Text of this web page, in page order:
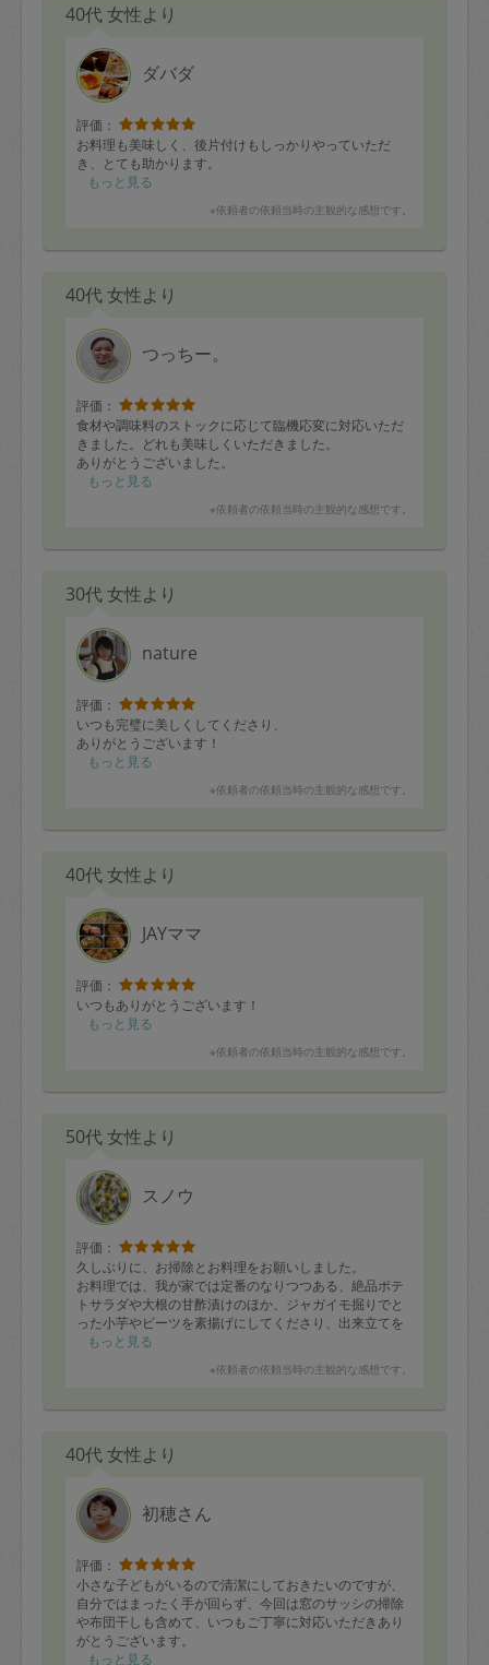
40代 女性より
ダバダ
評価：
お料理も美味しく、後片付けもしっかりやっていただ
き、とても助かります。
もっと見る
※依頼者の依頼当時の主観的な感想です。
40代 女性より
つっちー。
評価：
食材や調味料のストックに応じて臨機応変に対応いただ
きました。どれも美味しくいただきました。
ありがとうございました。
もっと見る
※依頼者の依頼当時の主観的な感想です。
30代 女性より
nature
評価：
いつも完璧に美しくしてくださり、
ありがとうございます！
もっと見る
※依頼者の依頼当時の主観的な感想です。
40代 女性より
JAYママ
評価：
いつもありがとうございます！
もっと見る
※依頼者の依頼当時の主観的な感想です。
50代 女性より
スノウ
評価：
久しぶりに、お掃除とお料理をお願いしました。
お料理では、我が家では定番のなりつつある、絶品ポテ
トサラダや大根の甘酢漬けのほか、ジャガイモ掘りでと
った小芋やビーツを素揚げにしてくださり、出来立てを
子どもたちといただき至福でした。ビーツの素揚げにメ
した。いつも自分では考えつかない調理をしてくださ
梅酢からつくるスポーツドリンク、紫蘇の話など、いろ
うございます。
もっと見る
※依頼者の依頼当時の主観的な感想です。
40代 女性より
初穂さん
評価：
小さな子どもがいるので清潔にしておきたいのですが、
自分ではまったく手が回らず、今回は窓のサッシの掃除
や布団干しも含めて、いつもご丁寧に対応いただきあり
がとうございます。
もっと見る